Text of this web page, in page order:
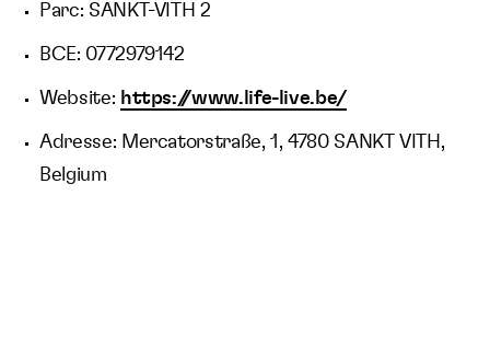
Parc: SANKT-VITH 2
BCE: 0772979142
Website: https://www.life-live.be/
Adresse: Mercatorstraße, 1, 4780 SANKT VITH,
Belgium